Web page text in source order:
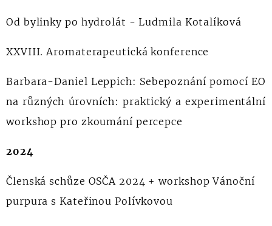
Od bylinky po hydrolát - Ludmila Kotalíková
XXVIII. Aromaterapeutická konference
Barbara-Daniel Leppich: Sebepoznání pomocí EO
na různých úrovních: praktický a experimentální
workshop pro zkoumání percepce
2024
Členská schůze OSČA 2024 + workshop Vánoční
purpura s Kateřinou Polívkovou